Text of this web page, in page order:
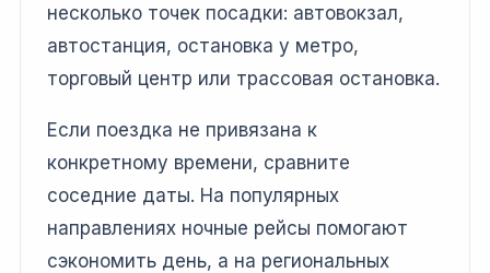
несколько точек посадки: автовокзал,
автостанция, остановка у метро,
торговый центр или трассовая остановка.
Если поездка не привязана к
конкретному времени, сравните
соседние даты. На популярных
направлениях ночные рейсы помогают
сэкономить день, а на региональных